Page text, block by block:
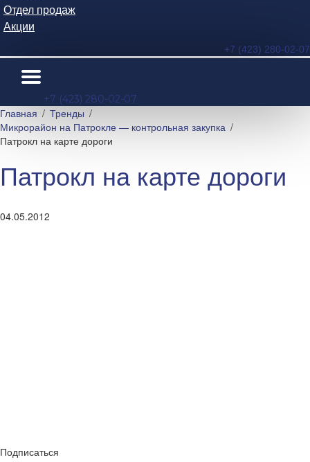
Отдел продаж
Акции
+7 (423) 280-02-07
+7 (423) 280-02-07
Главная
Тренды
Микрорайон на Патрокле — контрольная закупка
Патрокл на карте дороги
Патрокл на карте дороги
04.05.2012
Подписаться